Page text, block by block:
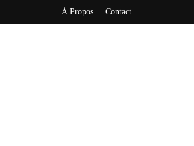
À Propos Contact